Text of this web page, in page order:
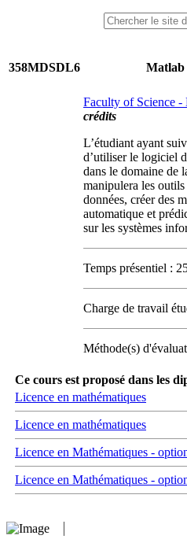
358MDSDL6 Matlab
Faculty of Science
crédits
L’étudiant ayant
d’utiliser le logiciel
dans le domaine de
manipulera les
données, créer des
automatique et
sur les systèmes
Temps présentiel :
Charge de travail
Méthode(s)
Ce cours est proposé dans les
Licence en mathématiques
Licence en mathématiques
Licence en Mathématiques -
Licence en Mathématiques -